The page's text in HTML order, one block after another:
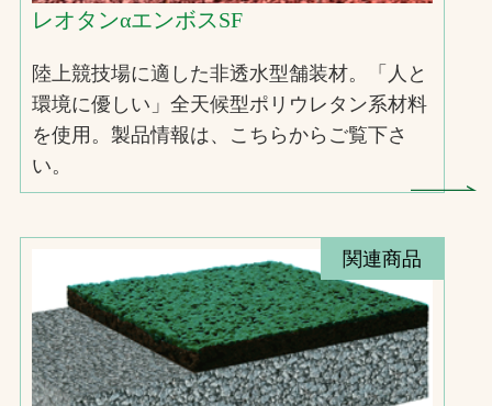
レオタンαエンボスSF
陸上競技場に適した非透水型舗装材。「人と
環境に優しい」全天候型ポリウレタン系材料
を使用。製品情報は、こちらからご覧下さ
い。
関連商品